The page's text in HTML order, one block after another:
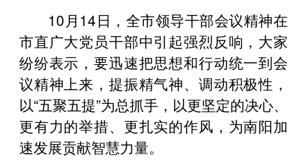
10月14日，全市领导干部会议精神在
市直广大党员干部中引起强烈反响，大家
纷纷表示，要迅速把思想和行动统一到会
议精神上来，提振精气神、调动积极性，
以“五聚五提”为总抓手，以更坚定的决心、
更有力的举措、更扎实的作风，为南阳加
速发展贡献智慧力量。